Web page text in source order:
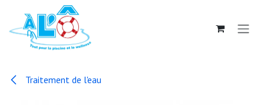
Se rendre au contenu
Traitement de l'eau